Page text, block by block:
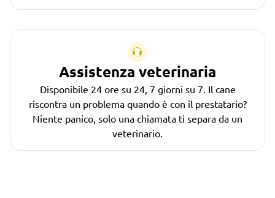
Assistenza veterinaria
Disponibile 24 ore su 24, 7 giorni su 7. Il cane
riscontra un problema quando è con il prestatario?
Niente panico, solo una chiamata ti separa da un
veterinario.